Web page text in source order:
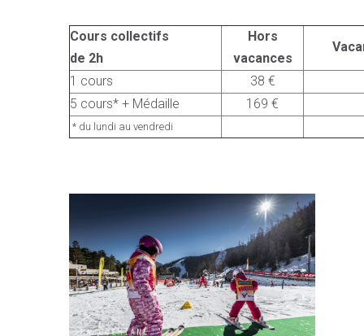
Cours collectifs
de 2h
Hors
vacances
1 cours
38 €
5 cours* + Médaille
169 €
* du lundi au vendredi